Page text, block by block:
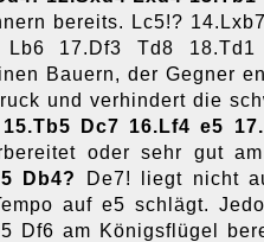
bereits. Lc5!?
Lb6 17.Df3 Td8 18.Td1
Bauern, der Gegner
und verhindert die
Dc7 16.Lf4 e5
oder sehr gut
Db4?
De7! liegt nicht
auf e5 schlägt.
Df6 am Königsflügel